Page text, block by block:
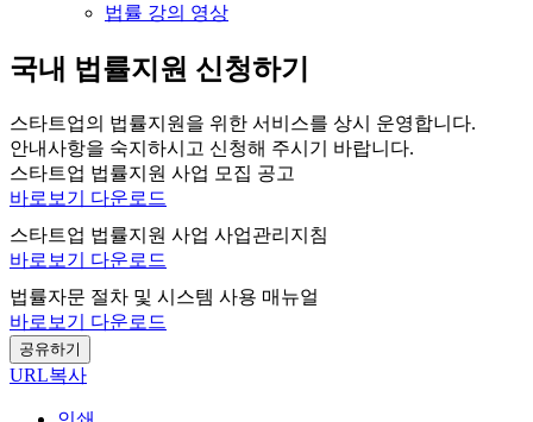
법률 강의 영상
국내 법률지원 신청하기
스타트업의 법률지원을 위한 서비스를 상시 운영합니다.
안내사항을 숙지하시고 신청해 주시기 바랍니다.
스타트업 법률지원 사업 모집 공고
바로보기 다운로드
스타트업 법률지원 사업 사업관리지침
바로보기 다운로드
법률자문 절차 및 시스템 사용 매뉴얼
바로보기 다운로드
공유하기
URL복사